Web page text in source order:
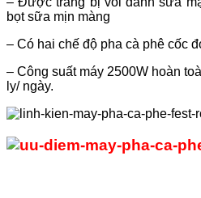
bọt sữa mịn màng
– Có hai chế độ pha cà phê cốc
– Công suất máy 2500W hoàn
ly/ ngày.